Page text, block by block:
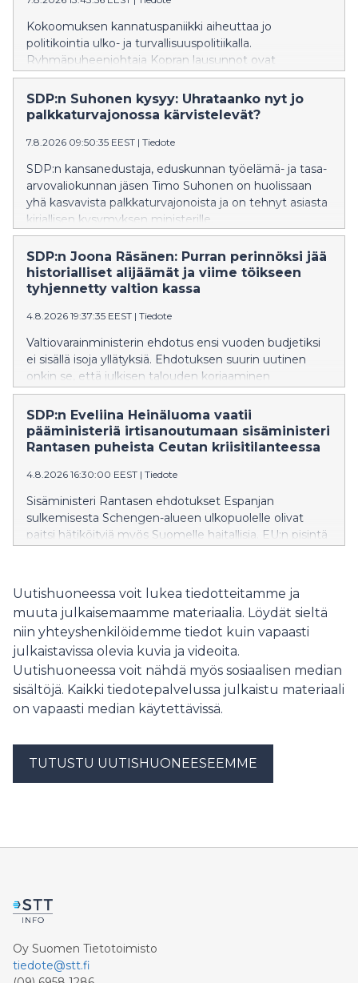
Kokoomuksen kannatuspaniikki aiheuttaa jo
politikointia ulko- ja turvallisuuspolitiikalla.
Ryhmäpuheenjohtaja Kopran lausunnot ovat
oppikirjaesimerkki siitä, miten kokoomuksen
ulkopoliittinen värisuora aiheuttaa vauhtisokeutta, joka
heikentää Suomen turvallisuutta, SDP:n Tuppurainen
SDP:n Suhonen kysyy: Uhrataanko nyt jo
palkkaturvajonossa kärvistelevät?
7.8.2026 09:50:35 EEST | Tiedote
SDP:n kansanedustaja, eduskunnan työelämä- ja tasa-
arvovaliokunnan jäsen Timo Suhonen on huolissaan
yhä kasvavista palkkaturvajonoista ja on tehnyt asiasta
kirjallisen kysymyksen ministerille.
SDP:n Joona Räsänen: Purran perinnöksi jää
historialliset alijäämät ja viime töikseen
tyhjennetty valtion kassa
4.8.2026 19:37:35 EEST | Tiedote
Valtiovarainministerin ehdotus ensi vuoden budjetiksi
ei sisällä isoja yllätyksiä. Ehdotuksen suurin uutinen
onkin se, että julkisen talouden korjaaminen
työnnetään seuraavan hallituksen syliin, SDP:n Joona
Räsänen toteaa.
SDP:n Eveliina Heinäluoma vaatii
pääministeriä irtisanoutumaan sisäministeri
Rantasen puheista Ceutan kriisitilanteessa
4.8.2026 16:30:00 EEST | Tiedote
Sisäministeri Rantasen ehdotukset Espanjan
sulkemisesta Schengen-alueen ulkopuolelle olivat
paitsi hätiköityjä myös Suomelle haitallisia. EU:n pisintä
rajaturvallisuuden vaikeissa oloissa.
Uutishuoneessa voit lukea tiedotteitamme ja
muuta julkaisemaamme materiaalia. Löydät sieltä
niin yhteyshenkilöidemme tiedot kuin vapaasti
julkaistavissa olevia kuvia ja videoita.
Uutishuoneessa voit nähdä myös sosiaalisen median
sisältöjä. Kaikki tiedotepalvelussa julkaistu materiaali
on vapaasti median käytettävissä.
TUTUSTU UUTISHUONEESEEMME
Oy Suomen Tietotoimisto
tiedote@stt.fi